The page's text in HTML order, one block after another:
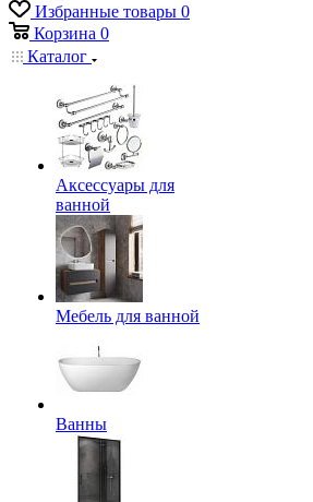
Избранные товары 0
Корзина 0
Каталог
Аксессуары для
ванной
Мебель для ванной
Ванны